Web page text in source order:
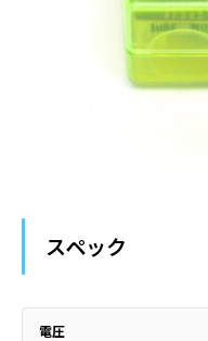
スペック
電圧